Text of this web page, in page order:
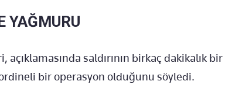
YAĞMURU
saldırının birkaç dakikalık bir
bir operasyon olduğunu söyledi.